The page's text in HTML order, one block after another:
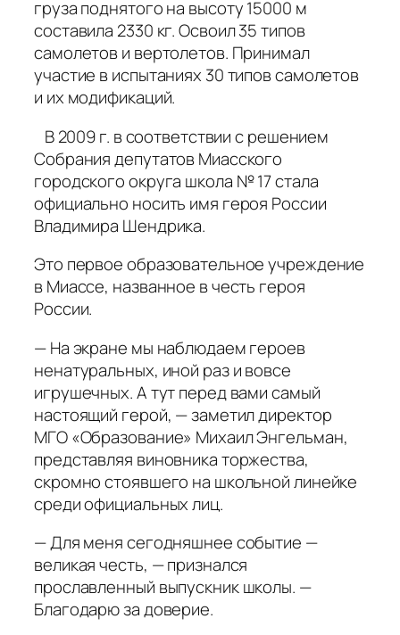
груза поднятого на высоту 15000 м
составила 2330 кг. Освоил 35 типов
самолетов и вертолетов. Принимал
участие в испытаниях 30 типов самолетов
и их модификаций.
В 2009 г. в соответствии с решением
Собрания депутатов Миасского
городского округа школа № 17 стала
официально носить имя героя России
Владимира Шендрика.
Это первое образовательное учреждение
в Миассе, названное в честь героя
России.
— На экране мы наблюдаем героев
ненатуральных, иной раз и вовсе
игрушечных. А тут перед вами самый
настоящий герой, — заметил директор
МГО «Образование» Михаил Энгельман,
представляя виновника торжества,
скромно стоявшего на школьной линейке
среди официальных лиц.
— Для меня сегодняшнее событие —
великая честь, — признался
прославленный выпускник школы. —
Благодарю за доверие.